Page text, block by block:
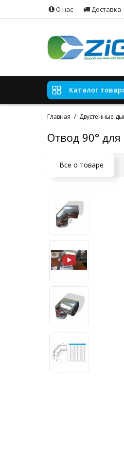
О нас Доставка
Каталог
Главная Двустенные
Отвод 90°
Все о товаре